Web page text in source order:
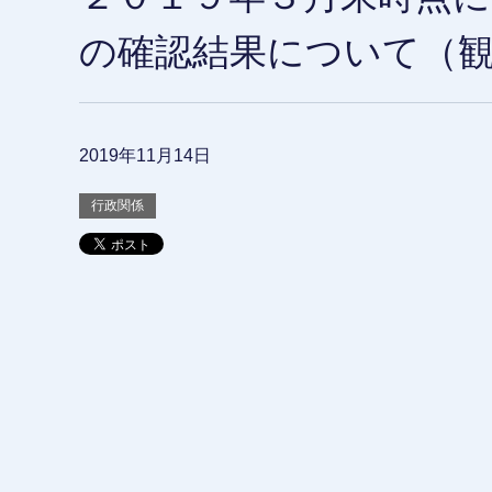
の確認結果について（
2019年11月14日
行政関係